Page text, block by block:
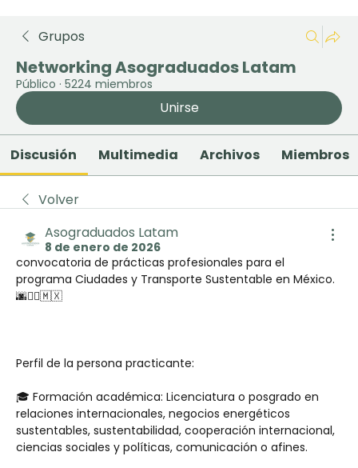
Grupos
Networking Asograduados Latam
Público · 5224 miembros
Unirse
Discusión Multimedia Archivos Miembros
Volver
Asograduados Latam
8 de enero de 2026
convocatoria de prácticas profesionales para el
programa Ciudades y Transporte Sustentable en México.
🌆🚴‍♂️🇲🇽
Perfil de la persona practicante:
🎓 Formación académica: Licenciatura o posgrado en
relaciones internacionales, negocios energéticos
sustentables, sustentabilidad, cooperación internacional,
ciencias sociales y políticas, comunicación o afines.